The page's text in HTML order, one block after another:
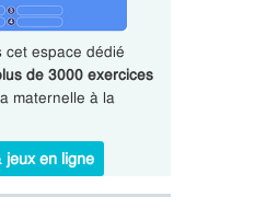
cet espace dédié
de 3000 exercices
maternelle à la
jeux en ligne